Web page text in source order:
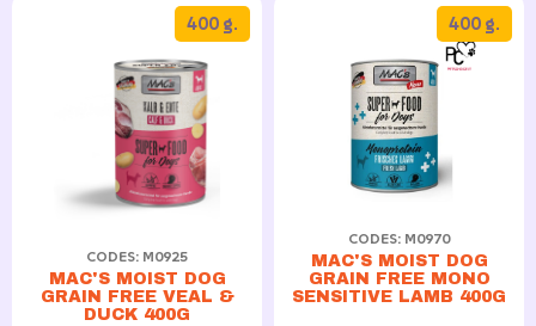
CODES: M0925
MAC'S MOIST DOG
GRAIN FREE VEAL &
DUCK 400G
400 g.
CODES: M0970
MAC'S MOIST DOG
GRAIN FREE MONO
SENSITIVE LAMB 400G
400 g.